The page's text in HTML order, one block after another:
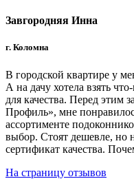
Завгородняя Инна
г. Коломна
В городской квартире у
А на дачу хотела взять
для качества. Перед этим
Профиль», мне
ассортименте
выбор. Стоят дешевле,
сертификат качества.
На страницу отзывов